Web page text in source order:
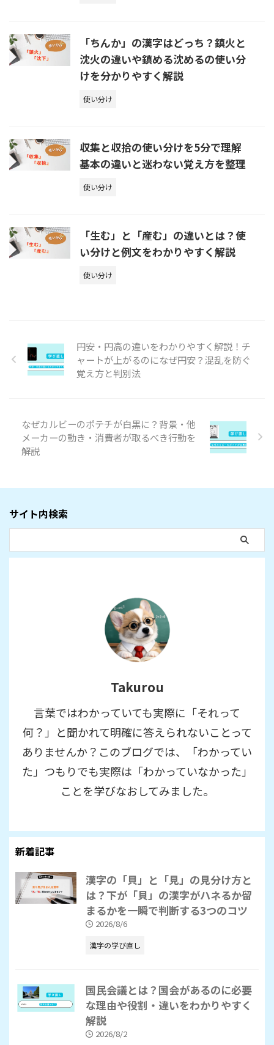
「ちんか」の漢字はどっち？鎮火と
沈火の違いや鎮める沈めるの使い分
けを分かりやすく解説
使い分け
収集と収拾の使い分けを5分で理解
基本の違いと迷わない覚え方を整理
使い分け
「生む」と「産む」の違いとは？使
い分けと例文をわかりやすく解説
使い分け
円安・円高の違いをわかりやすく解説！チ
ャートが上がるのになぜ円安？混乱を防ぐ
覚え方と判別法
なぜカルビーのポテチが白黒に？背景・他
メーカーの動き・消費者が取るべき行動を
解説
サイト内検索
Takurou
言葉ではわかっていても実際に「それって
何？」と聞かれて明確に答えられないことって
ありませんか？このブログでは、「わかってい
た」つもりでも実際は「わかっていなかった」
ことを学びなおしてみました。
新着記事
漢字の「貝」と「見」の見分け方と
は？下が「貝」の漢字がハネるか留
まるかを一瞬で判断する3つのコツ
2026/8/6
漢字の学び直し
国民会議とは？国会があるのに必要
な理由や役割・違いをわかりやすく
解説
2026/8/2